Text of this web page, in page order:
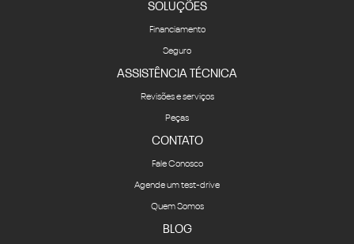
SOLUÇÕES
Financiamento
Seguro
ASSISTÊNCIA TÉCNICA
Revisões e serviços
Peças
CONTATO
Fale Conosco
Agende um test-drive
Quem Somos
BLOG